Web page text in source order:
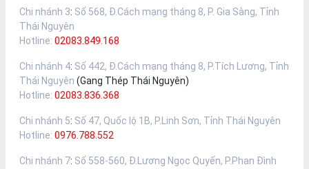
Chi nhánh 3: Số 568, Đ.Cách mạng tháng 8, P. Gia Sàng, Tỉnh
Thái Nguyên
Hotline: 02083.849.168
Chi nhánh 4: Số 442, Đ.Cách mạng tháng 8, P.Tích Lương, Tỉnh
Thái Nguyên (Gang Thép Thái Nguyên)
Hotline: 02083.836.368
Chi nhánh 5: Số 47, Quốc lộ 1B, P.Linh Sơn, Tỉnh Thái Nguyên
Hotline: 0976.788.552
Chi nhánh 7: Số 558-560, Đ.Lương Ngọc Quyến, P.Phan Đình